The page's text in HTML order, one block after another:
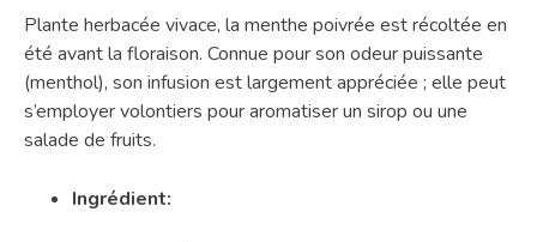
Plante herbacée vivace, la menthe poivrée est récoltée en
été avant la floraison. Connue pour son odeur puissante
(menthol), son infusion est largement appréciée ; elle peut
s’employer volontiers pour aromatiser un sirop ou une
salade de fruits.
Ingrédient: